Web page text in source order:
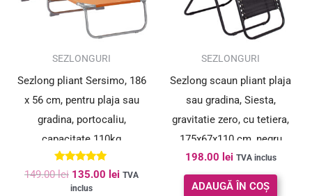
SUPER PREȚ!SEZLONGURI
Sezlong pliant Sersimo, 186
x 56 cm, pentru plaja sau
gradina, portocaliu,
capacitate 110kg
Evaluat la
4.91
din 5
149.00lei 135.00 lei TVA
inclus
SEZLONGURI
Sezlong scaun pliant plaja
sau gradina, Siesta,
gravitatie zero, cu tetiera,
175x67x110 cm, negru
198.00 lei TVA inclus
ADAUGĂ ÎN COȘ